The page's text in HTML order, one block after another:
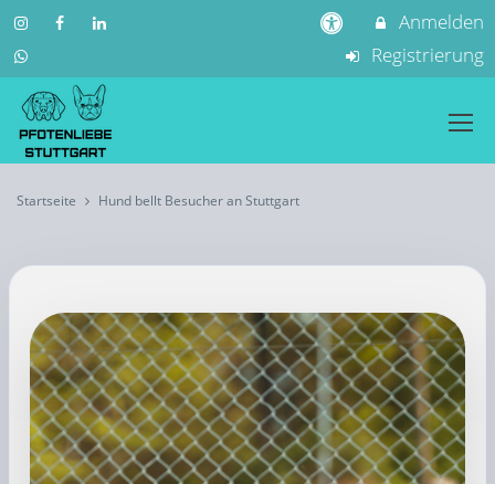
Anmelden
Registrierung
Startseite Hund bellt Besucher an Stuttgart